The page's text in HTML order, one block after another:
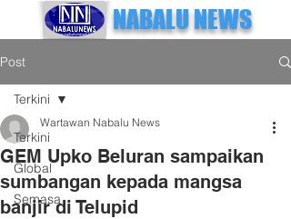
NABALU NEWS
Post
Terkini
Global
Semasa
Terkini
GEM Upko Beluran sampaikan
sumbangan kepada mangsa
banjir di Telupid
Wartawan Nabalu News